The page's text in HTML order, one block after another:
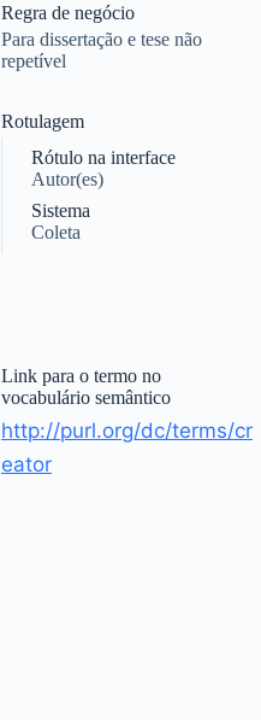
Regra de negócio
Para dissertação e tese não
repetível
Rotulagem
Rótulo na interface
Autor(es)
Sistema
Coleta
Link para o termo no
vocabulário semântico
http://purl.org/dc/terms/cr
eator